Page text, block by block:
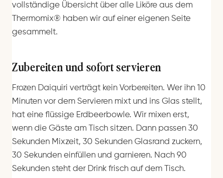
vollständige Übersicht über alle Liköre aus dem
Thermomix® haben wir auf einer eigenen Seite
gesammelt.
Zubereiten und sofort servieren
Frozen Daiquiri verträgt kein Vorbereiten. Wer ihn 10
Minuten vor dem Servieren mixt und ins Glas stellt,
hat eine flüssige Erdbeerbowle. Wir mixen erst,
wenn die Gäste am Tisch sitzen. Dann passen 30
Sekunden Mixzeit, 30 Sekunden Glasrand zuckern,
30 Sekunden einfüllen und garnieren. Nach 90
Sekunden steht der Drink frisch auf dem Tisch.